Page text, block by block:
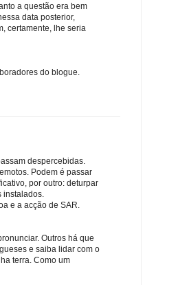
a questão era bem
data posterior,
certamente, lhe seria
do blogue.
despercebidas.
Podem é passar
por outro: deturpar
instalados.
e a acção de SAR.
Outros há que
e saiba lidar com o
terra. Como um